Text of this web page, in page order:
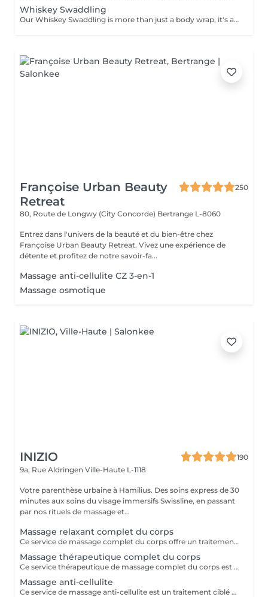
Whiskey Swaddling
Our Whiskey Swaddling is more than just a body wrap, it's a full-body ritual designed to detox, tone, and deeply nourish your skin. We tailor the wrap to your needs using active-rich formulas, then wrap you in bandages, film, and warmth to boost results. The gentle contrast in temperature combined with potent actives works wonders and the results speak for themselves: Benefits: -Body detox & inch loss -Firmer, smoother skin -Improved tone & circulation
Françoise Urban Beauty
Retreat
250
80, Route de Longwy (City Concorde) Bertrange L-8060
Entrez dans l'univers de la beauté et du bien-être chez
Françoise Urban Beauty Retreat. Vivez une expérience de
détente et profitez de notre savoir-fa...
Massage anti-cellulite CZ 3-en-1
Massage osmotique
INIZIO
190
9a, Rue Aldringen Ville-Haute L-1118
Votre parenthèse urbaine à Hamilius. Des soins express de 30
minutes aux soins du visage immersifs Swissline, en passant
par nos rituels de massage et...
Massage relaxant complet du corps
Ce service de massage complet du corps offre un traitement complet et relaxant conçu pour travailler sur tout le corps : cou, épaules, dos, bras, mains, jambes, pieds. Il utilise des techniques fluides à moyenne pression pour relâcher la tension musculaire, améliorer la flexibilité et favoriser la relaxation profonde, ce qui le rend idéal pour soulager le stress, les douleurs quotidiennes ou simplement rétablir l'équilibre après une semaine chargée.
Massage thérapeutique complet du corps
Ce service thérapeutique de massage complet du corps est une séance ciblée et axée sur le traitement qui aborde la tension musculaire spécifique, les déséquilibres posturaux et les schémas de douleur chronique dans tout le corps. En utilisant des techniques plus profondes et ciblées telles que la libération myofasciale, le travail au point de déclenchement et l'étirement des fibres croisées, il vise à corriger les restrictions musculaires, à améliorer la mobilité articulaire et à restaurer le mouvement fonctionnel, ce qui le rend idéal pour les personnes souffrant d'inconfort récurrent ou de modes de vie actifs. Principaux avantages Soulage la tension musculaire chronique et la douleur, en particulier dans le cou, les épaules, le dos, les hanches et les jambes, en travaillant sur les tissus profonds et les points de déclenchement. Améliore la posture et la mobilité des articulations en relâchant les muscles tendus et le fascia, aidant le corps à bouger plus librement et avec moins de fatigue. Favorise la récupération et la performance des blessures en réduisant la raideur musculaire, en améliorant la circulation et en raccourcissant le temps de récupération après l'activité physique.
Massage anti-cellulite
Ce service de massage anti-cellulite est un traitement ciblé et stimulant conçu pour améliorer l'apparence et la texture de la peau généralement affectée par la cellulite, en particulier sur les cuisses, les hanches, les fesses et parfois l'abdomen. En utilisant des techniques fermes et rythmiques telles que le pétrissage profond, le drainage lymphatique et les pressions circulaires, il vise à briser les dépôts graisseux, à stimuler la circulation et à encourager l'élimination des fluides et des toxines retenus du tissu. Principaux avantages : Aide à réduire l'apparence visible de la cellulite en améliorant le flux sanguin et le drainage lymphatique dans les zones ciblées. Soutient une peau plus lisse et plus ferme en encourageant la dégradation des dépôts graisseux et en réduisant la rétention d'eau. Favorise une meilleure circulation et une meilleure désintoxication, ce qui peut laisser la peau plus douce, plus tonique et moins de fossettes au fil du temps avec des séances régulières.